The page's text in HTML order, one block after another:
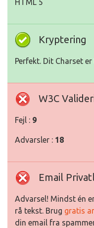
HTML 5
Kryptering
Perfekt. Dit Charset
W3C
Fejl : 9
Advarsler : 18
Email
Advarsel! Mindst én
rå tekst. Brug gratis
din email fra